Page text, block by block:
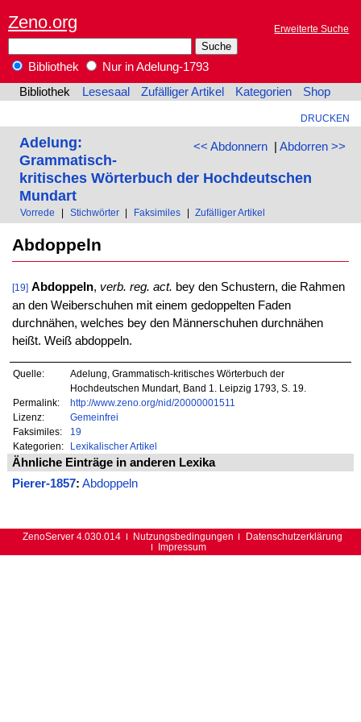
Zeno.org Erweiterte Suche
Bibliothek
Nur in Adelung-1793
Bibliothek
Lesesaal Zufälliger Artikel Kategorien Shop
DRUCKEN
<< Abdonnern| Abdorren >>
Adelung:
Grammatisch-
kritisches Wörterbuch der Hochdeutschen
Mundart
Vorrede Stichwörter Faksimiles Zufälliger Artikel
Abdoppeln
[19] Abdoppeln, verb. reg. act. bey den Schustern, die Rahmen
an den Weiberschuhen mit einem gedoppelten Faden
durchnähen, welches bey den Männerschuhen durchnähen
heißt. Weiß abdoppeln.
Quelle:
Adelung, Grammatisch-kritisches Wörterbuch der
Hochdeutschen Mundart, Band 1. Leipzig 1793, S. 19.
Permalink:
http://www.zeno.org/nid/20000001511
Lizenz:
Gemeinfrei
Faksimiles:
19
Kategorien:
Lexikalischer Artikel
Ähnliche Einträge in anderen Lexika
Pierer-1857: Abdoppeln
ZenoServer 4.030.014 Nutzungsbedingungen
Datenschutzerklärung
Impressum